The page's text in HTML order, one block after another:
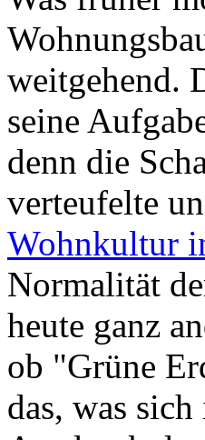
weitgehend.
seine
denn die
verteufelte
Wohnkultur
Normalität
heute ganz
ob "Grüne
das, was